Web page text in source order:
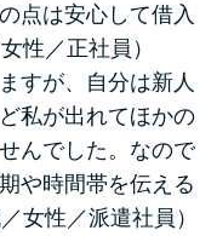
点は安心して借入
性／正社員）
すが、自分は新人
私が出れてほかの
んでした。なので
や時間帯を伝える
女性／派遣社員）